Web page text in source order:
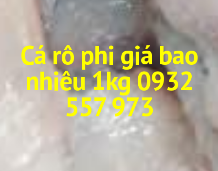
Cá rô phi giá bao
nhiêu 1kg0932
557 973